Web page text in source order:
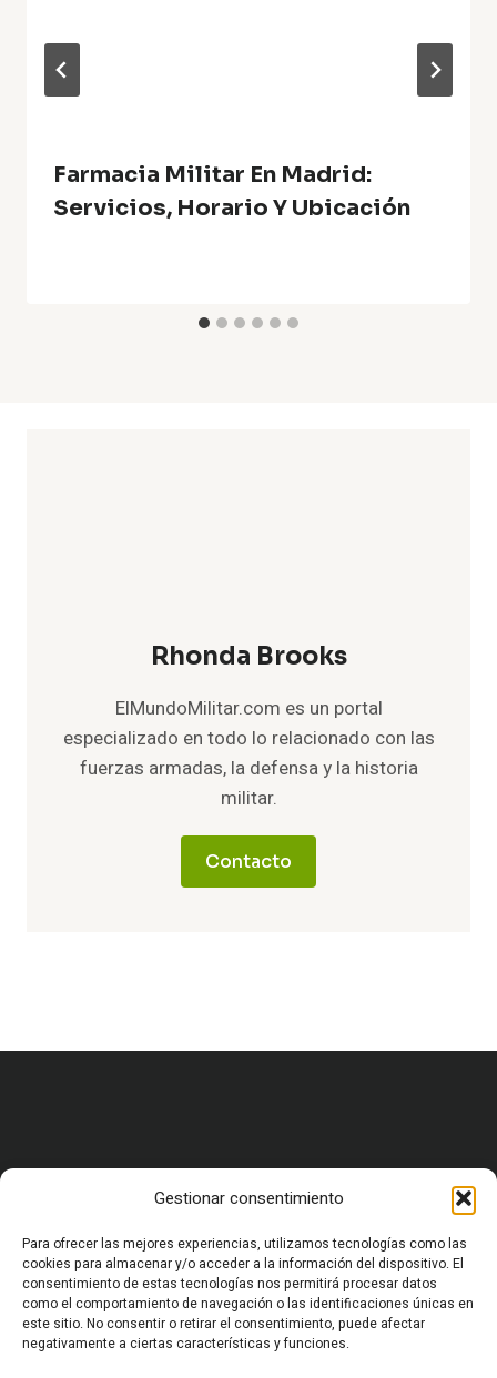
Gestionar consentimiento
Para ofrecer las mejores experiencias, utilizamos tecnologías como las
cookies para almacenar y/o acceder a la información del dispositivo. El
consentimiento de estas tecnologías nos permitirá procesar datos
como el comportamiento de navegación o las identificaciones únicas en
este sitio. No consentir o retirar el consentimiento, puede afectar
negativamente a ciertas características y funciones.
Farmacia Militar En Madrid:
Servicios, Horario Y Ubicación
Rhonda Brooks
ElMundoMilitar.com es un portal
especializado en todo lo relacionado con las
fuerzas armadas, la defensa y la historia
militar.
Contacto
CARRERA MILITAR Y FORMACIÓN
VIDA MILITAR EN ESPAÑA
EQUIPAMIENTO Y SUPERVIVENCIA
OCIO Y CULTURA MILITAR
HISTORIA MILITAR
CURIOSIDADES Y ANÉCDOTAS MILITARES